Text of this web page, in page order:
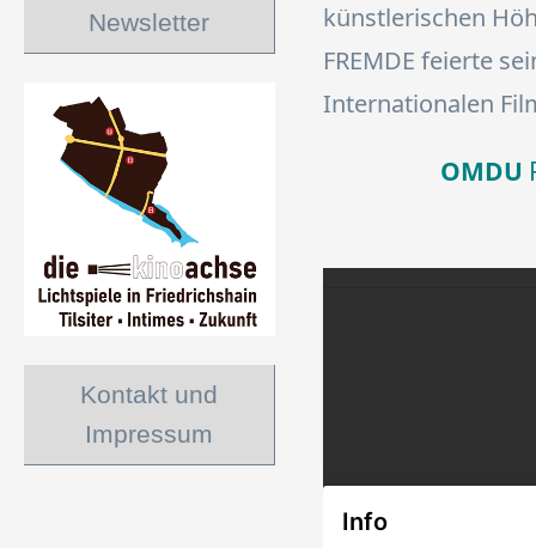
künstlerischen
FREMDE feierte
Internationalen
OMDU
Newsletter
Kontakt und
Impressum